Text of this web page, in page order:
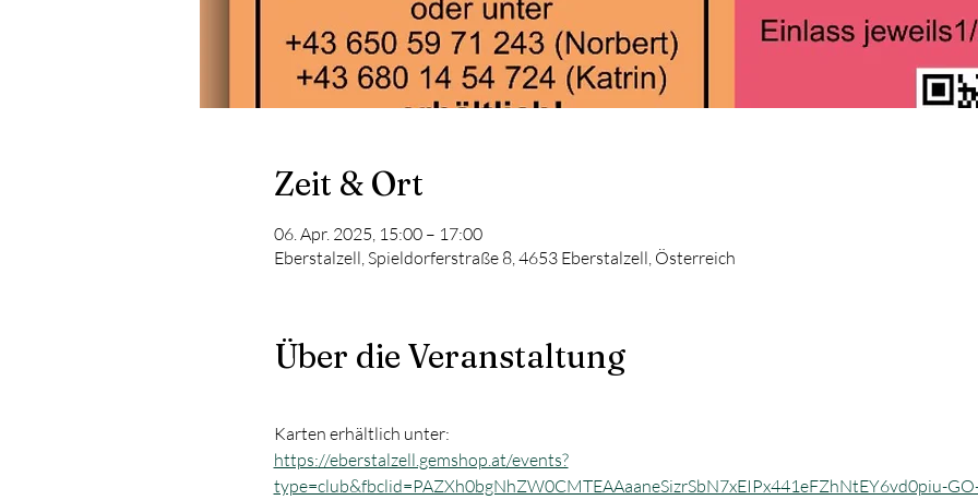
Zeit & Ort
06. Apr. 2025, 15:00 – 17:00
Eberstalzell, Spieldorferstraße 8, 4653 Eberstalzell, Österreich
Über die Veranstaltung
Karten erhältlich unter:
https://eberstalzell.gemshop.at/events?
type=club&fbclid=PAZXh0bgNhZW0CMTEAAaaneSizrSbN7xEIPx441eFZhNtEY6vd0piu-